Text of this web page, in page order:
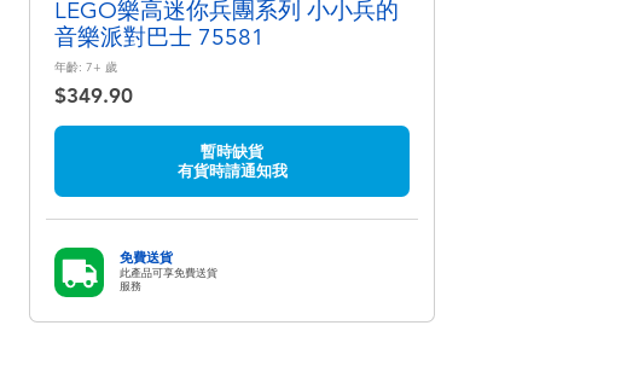
LEGO樂高迷你兵團系列 小小兵的
音樂派對巴士 75581
年齡: 7+ 歲
$349.90
暫時缺貨
有貨時請通知我
免費送貨
此產品可享免費送貨
服務